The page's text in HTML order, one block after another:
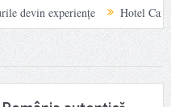
experiențe
Hotel Carpat Inn